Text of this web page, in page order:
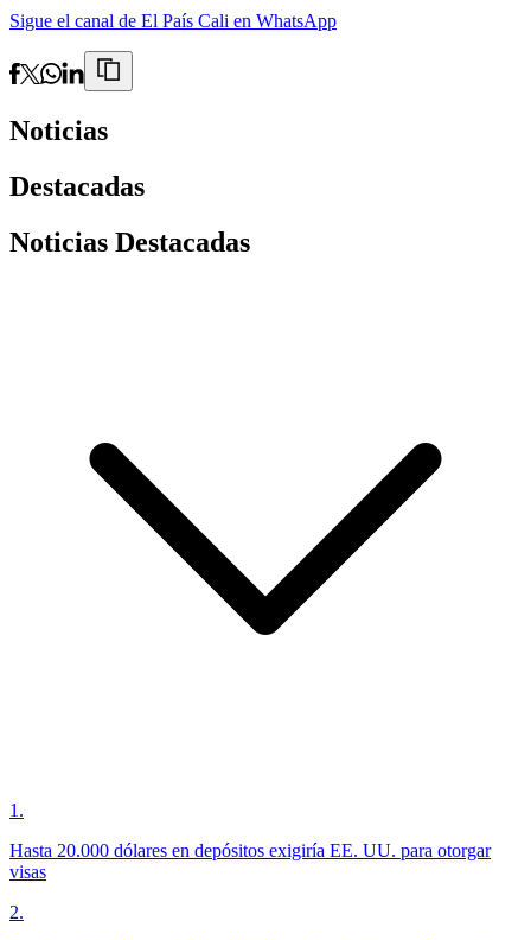
Sigue el canal de El País Cali en WhatsApp
Noticias
Destacadas
Noticias Destacadas
1 .
Hasta 20.000 dólares en depósitos exigiría EE. UU. para otorgar
visas
2.